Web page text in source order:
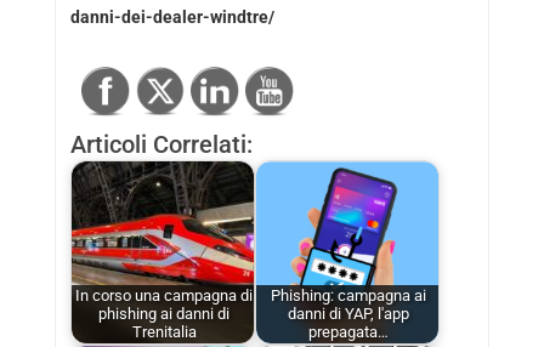
danni-dei-dealer-windtre/
Articoli Correlati:
In corso una campagna di
phishing ai danni di
Trenitalia
Phishing: campagna ai
danni di YAP, l'app
prepagata…